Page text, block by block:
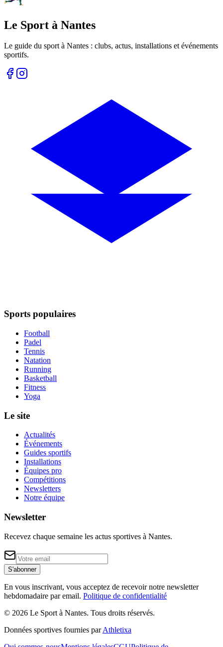
Le Sport à Nantes
Le guide du sport à Nantes : clubs, actus, installations et événements
sportifs.
Sports populaires
Football
Padel
Tennis
Natation
Running
Basketball
Fitness
Yoga
Le site
Actualités
Événements
Guides sportifs
Installations
Équipes pro
Compétitions
Newsletters
Notre équipe
Newsletter
Recevez chaque semaine les actus sportives à Nantes.
S'abonner
En vous inscrivant, vous acceptez de recevoir notre newsletter
hebdomadaire par email. Politique de confidentialité
© 2026 Le Sport à Nantes. Tous droits réservés.
Données sportives fournies par Athletixa